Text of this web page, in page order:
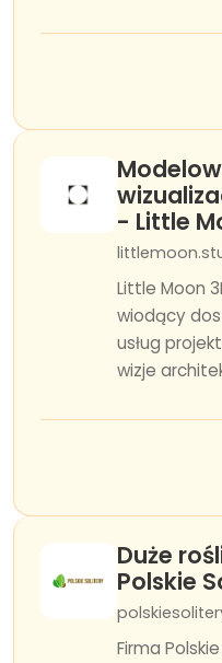
- Little
Little Moon
wiodący
usług
wizje
Duże
Polskie
Firma